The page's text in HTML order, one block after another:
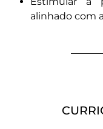
alinhado com